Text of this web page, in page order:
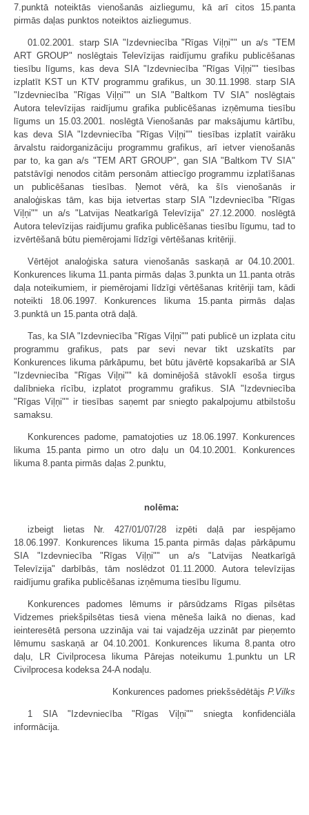
7.punktā noteiktās vienošanās aizliegumu, kā arī citos 15.panta
pirmās daļas punktos noteiktos aizliegumus.
01.02.2001. starp SIA "Izdevniecība "Rīgas Viļņi"" un a/s "TEM
ART GROUP" noslēgtais Televīzijas raidījumu grafiku publicēšanas
tiesību līgums, kas deva SIA "Izdevniecība "Rīgas Viļņi"" tiesības
izplatīt KST un KTV programmu grafikus, un 30.11.1998. starp SIA
"Izdevniecība "Rīgas Viļņi"" un SIA "Baltkom TV SIA" noslēgtais
Autora televīzijas raidījumu grafika publicēšanas izņēmuma tiesību
līgums un 15.03.2001. noslēgtā Vienošanās par maksājumu kārtību,
kas deva SIA "Izdevniecība "Rīgas Viļņi"" tiesības izplatīt vairāku
ārvalstu raidorganizāciju programmu grafikus, arī ietver vienošanās
par to, ka gan a/s "TEM ART GROUP", gan SIA "Baltkom TV SIA"
patstāvīgi nenodos citām personām attiecīgo programmu izplatīšanas
un publicēšanas tiesības. Ņemot vērā, ka šīs vienošanās ir
analoģiskas tām, kas bija ietvertas starp SIA "Izdevniecība "Rīgas
Viļņi"" un a/s "Latvijas Neatkarīgā Televīzija" 27.12.2000. noslēgtā
Autora televīzijas raidījumu grafika publicēšanas tiesību līgumu, tad to
izvērtēšanā būtu piemērojami līdzīgi vērtēšanas kritēriji.
Vērtējot analoģiska satura vienošanās saskaņā ar 04.10.2001.
Konkurences likuma 11.panta pirmās daļas 3.punkta un 11.panta otrās
daļa noteikumiem, ir piemērojami līdzīgi vērtēšanas kritēriji tam, kādi
noteikti 18.06.1997. Konkurences likuma 15.panta pirmās daļas
3.punktā un 15.panta otrā daļā.
Tas, ka SIA "Izdevniecība "Rīgas Viļņi"" pati publicē un izplata citu
programmu grafikus, pats par sevi nevar tikt uzskatīts par
Konkurences likuma pārkāpumu, bet būtu jāvērtē kopsakarībā ar SIA
"Izdevniecība "Rīgas Viļņi"" kā dominējošā stāvoklī esoša tirgus
dalībnieka rīcību, izplatot programmu grafikus. SIA "Izdevniecība
"Rīgas Viļņi"" ir tiesības saņemt par sniegto pakalpojumu atbilstošu
samaksu.
Konkurences padome, pamatojoties uz 18.06.1997. Konkurences
likuma 15.panta pirmo un otro daļu un 04.10.2001. Konkurences
likuma 8.panta pirmās daļas 2.punktu,
nolēma:
izbeigt lietas Nr. 427/01/07/28 izpēti daļā par iespējamo
18.06.1997. Konkurences likuma 15.panta pirmās daļas pārkāpumu
SIA "Izdevniecība "Rīgas Viļņi"" un a/s "Latvijas Neatkarīgā
Televīzija" darbībās, tām noslēdzot 01.11.2000. Autora televīzijas
raidījumu grafika publicēšanas izņēmuma tiesību līgumu.
Konkurences padomes lēmums ir pārsūdzams Rīgas pilsētas
Vidzemes priekšpilsētas tiesā viena mēneša laikā no dienas, kad
ieinteresētā persona uzzināja vai tai vajadzēja uzzināt par pieņemto
lēmumu saskaņā ar 04.10.2001. Konkurences likuma 8.panta otro
daļu, LR Civilprocesa likuma Pārejas noteikumu 1.punktu un LR
Civilprocesa kodeksa 24-A nodaļu.
Konkurences padomes priekšsēdētājs P.Vilks
1 SIA "Izdevniecība "Rīgas Viļņi"" sniegta konfidenciāla
informācija.